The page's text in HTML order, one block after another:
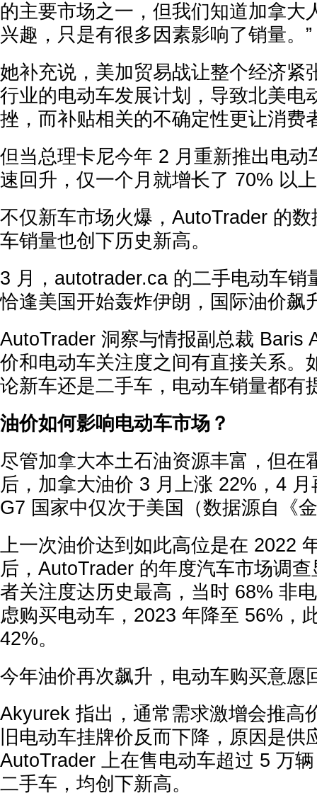
的主要市场之一，但我们知道加拿大
兴趣，只是有很多因素影响了销量。”
她补充说，美加贸易战让整个经济紧
行业的电动车发展计划，导致北美电
挫，而补贴相关的不确定性更让消费
但当总理卡尼今年 2 月重新推出电动
速回升，仅一个月就增长了 70% 以
不仅新车市场火爆，AutoTrader 的
车销量也创下历史新高。
3 月，autotrader.ca 的二手电动车销
恰逢美国开始轰炸伊朗，国际油价飙
AutoTrader 洞察与情报副总裁 Baris
价和电动车关注度之间有直接关系。
论新车还是二手车，电动车销量都有
油价如何影响电动车市场？
尽管加拿大本土石油资源丰富，但在
后，加拿大油价 3 月上涨 22%，4
G7 国家中仅次于美国（数据源自《
上一次油价达到如此高位是在 2022
后，AutoTrader 的年度汽车市场调
者关注度达历史最高，当时 68% 非
虑购买电动车，2023 年降至 56%，
42%。
今年油价再次飙升，电动车购买意愿
Akyurek 指出，通常需求激增会推高
旧电动车挂牌价反而下降，原因是供
AutoTrader 上在售电动车超过 5 万
二手车，均创下新高。